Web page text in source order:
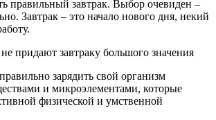
правильный завтрак. Выбор очевиден –
Завтрак – это начало нового дня, некий
придают завтраку большого значения
зарядить свой организм
и микроэлементами, которые
физической и умственной